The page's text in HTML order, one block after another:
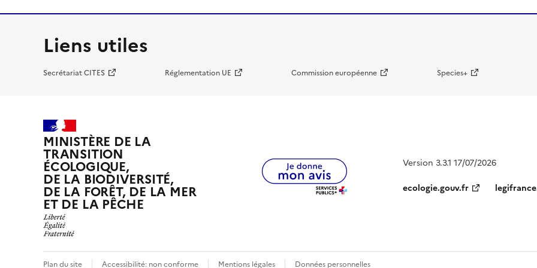
Liens utiles
Secrétariat CITES Réglementation UE Commission européenne Species+
MINISTÈRE DE LA
TRANSITION
ÉCOLOGIQUE,
DE LA BIODIVERSITÉ,
DE LA FORÊT, DE LA MER
ET DE LA PÊCHE
Version 3.3.1 17/07/2026
ecologie.gouv.fr
Plan du site Accessibilité: non conforme Mentions légales Données personnelles